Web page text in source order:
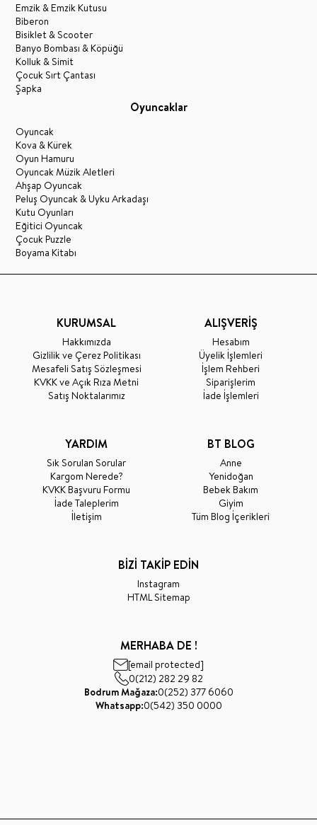
Emzik & Emzik Kutusu
Biberon
Bisiklet & Scooter
Banyo Bombası & Köpüğü
Kolluk & Simit
Çocuk Sırt Çantası
Şapka
Oyuncaklar
Oyuncak
Kova & Kürek
Oyun Hamuru
Oyuncak Müzik Aletleri
Ahşap Oyuncak
Peluş Oyuncak & Uyku Arkadaşı
Kutu Oyunları
Eğitici Oyuncak
Çocuk Puzzle
Boyama Kitabı
KURUMSAL
Hakkımızda
Gizlilik ve Çerez Politikası
Mesafeli Satış Sözleşmesi
KVKK ve Açık Rıza Metni
Satış Noktalarımız
ALIŞVERİŞ
Hesabım
Üyelik İşlemleri
İşlem Rehberi
Siparişlerim
İade İşlemleri
YARDIM
Sık Sorulan Sorular
Kargom Nerede?
KVKK Başvuru Formu
İade Taleplerim
İletişim
BT BLOG
Anne
Yenidoğan
Bebek Bakım
Giyim
Tüm Blog İçerikleri
BİZİ TAKİP EDİN
Instagram
HTML Sitemap
MERHABA DE !
[email protected]
0(212) 282 29 82
Bodrum Mağaza:0(252) 377 6060
Whatsapp:0(542) 350 0000